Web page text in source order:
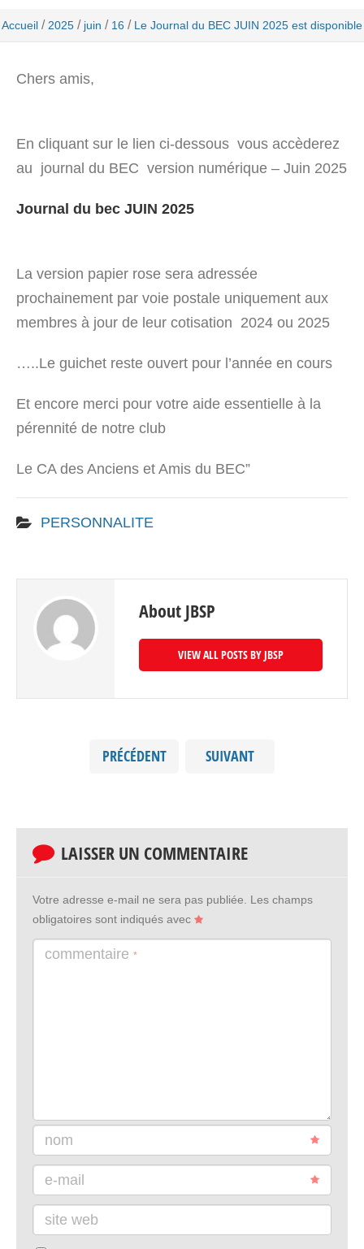
Accueil / 2025 / juin / 16 / Le Journal du BEC JUIN 2025 est disponible
Chers amis,
En cliquant sur le lien ci-dessous vous accèderez
au journal du BEC version numérique – Juin 2025
Journal du bec JUIN 2025
La version papier rose sera adressée
prochainement par voie postale uniquement aux
membres à jour de leur cotisation 2024 ‌ou 2025
…..Le guichet reste ouvert pour l’année en cours
Et encore merci pour votre aide essentielle à la
pérennité de notre club
Le CA des Anciens et Amis du BEC”
PERSONNALITE
About JBSP
VIEW ALL POSTS BY JBSP
PRÉCÉDENT SUIVANT
LAISSER UN COMMENTAIRE
Votre adresse e-mail ne sera pas publiée.
Les champs
obligatoires sont indiqués avec
commentaire *
nom
e-mail
site web